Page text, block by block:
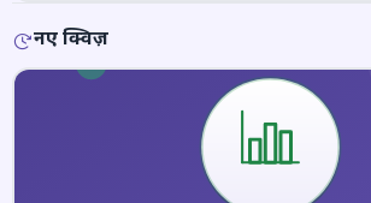
नए क्विज़